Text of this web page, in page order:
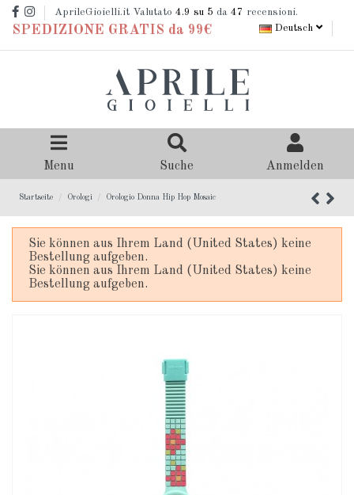
AprileGioielli.it Valutato 4.9 su 5 da 47 recensioni.
SPEDIZIONE GRATIS da 99€ Deutsch
Menu Suche Anmelden
Startseite Orologi Orologio Donna Hip Hop Mosaic
Sie können aus Ihrem Land (United States) keine
Bestellung aufgeben.
Sie können aus Ihrem Land (United States) keine
Bestellung aufgeben.